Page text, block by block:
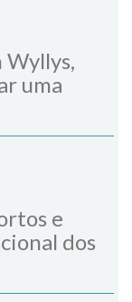
Wyllys,
uma
e
dos